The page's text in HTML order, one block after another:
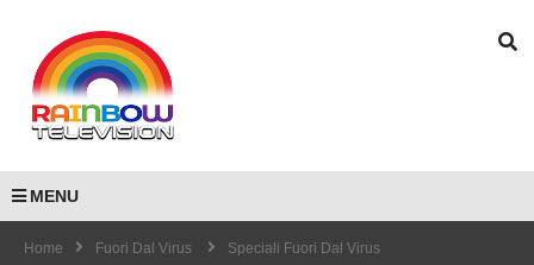
MENU
Home Fuori Dal Virus Speciali Fuori Dal Virus